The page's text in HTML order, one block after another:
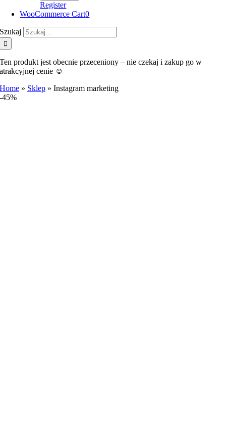
Register
WooCommerce Cart0
Szukaj
Ten produkt jest obecnie przeceniony – nie czekaj i zakup go w
atrakcyjnej cenie ☺️
Home » Sklep »Instagram marketing
-45%